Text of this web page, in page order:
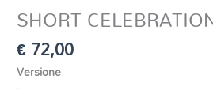
SHORT
€72,00
Versione